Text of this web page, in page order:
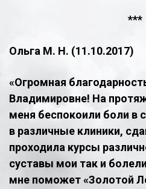
​***
Ольга М. Н. (11.10.2017)
​«Огромная
Владимировне! На
меня беспокоили боли в
в различные клиники,
проходила курсы
суставы мои так и
мне поможет «Золотой